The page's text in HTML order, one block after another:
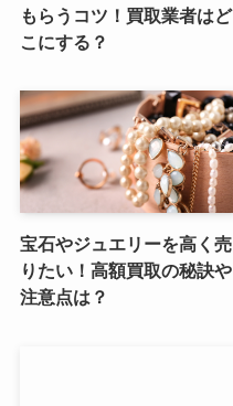
もらうコツ！買取業者はど
こにする？
宝石やジュエリーを高く売
りたい！高額買取の秘訣や
注意点は？